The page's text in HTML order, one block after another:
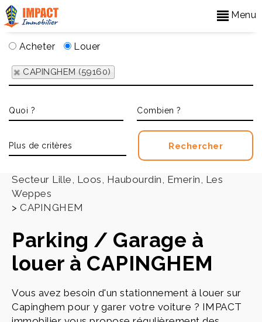
Menu
Acheter Louer
CAPINGHEM (59160)
Secteur Lille, Loos, Haubourdin, Emerin, Les
Weppes
> CAPINGHEM
Parking / Garage à
louer à CAPINGHEM
Vous avez besoin d'un stationnement à louer sur
Capinghem pour y garer votre voiture ? IMPACT